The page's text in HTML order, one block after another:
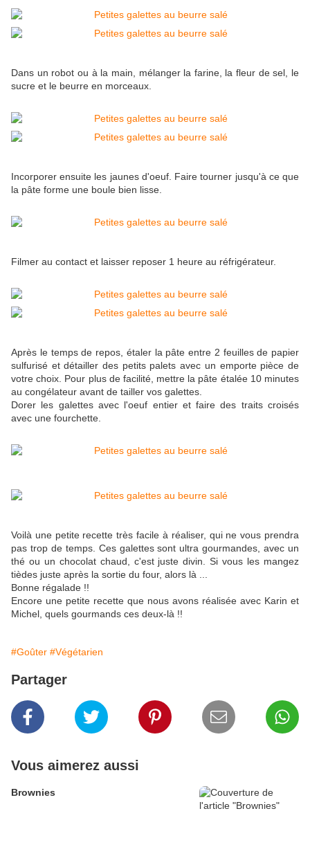
Dans un robot ou à la main, mélanger la farine, la fleur de sel, le
sucre et le beurre en morceaux.
Incorporer ensuite les jaunes d'oeuf. Faire tourner jusqu'à ce que
la pâte forme une boule bien lisse.
Filmer au contact et laisser reposer 1 heure au réfrigérateur.
Après le temps de repos, étaler la pâte entre 2 feuilles de papier
sulfurisé et détailler des petits palets avec un emporte pièce de
votre choix. Pour plus de facilité, mettre la pâte étalée 10 minutes
au congélateur avant de tailler vos galettes.
Dorer les galettes avec l'oeuf entier et faire des traits croisés
avec une fourchette.
Voilà une petite recette très facile à réaliser, qui ne vous prendra
pas trop de temps. Ces galettes sont ultra gourmandes, avec un
thé ou un chocolat chaud, c'est juste divin. Si vous les mangez
tièdes juste après la sortie du four, alors là ...
Bonne régalade !!
Encore une petite recette que nous avons réalisée avec Karin et
Michel, quels gourmands ces deux-là !!
#Goûter #Végétarien
Partager
Vous aimerez aussi
Brownies